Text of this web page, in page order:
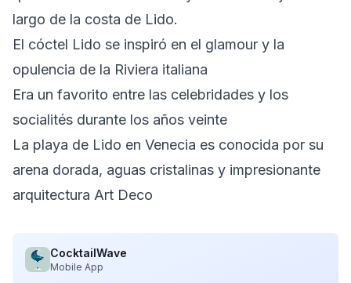
largo de la costa de Lido.
El cóctel Lido se inspiró en el glamour y la
opulencia de la Riviera italiana
Era un favorito entre las celebridades y los
socialités durante los años veinte
La playa de Lido en Venecia es conocida por su
arena dorada, aguas cristalinas y impresionante
arquitectura Art Deco
CocktailWave
Mobile App